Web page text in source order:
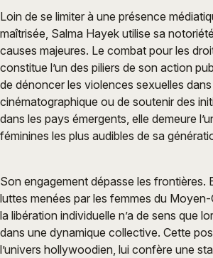
Loin de se limiter à une présence
maîtrisée, Salma Hayek utilise sa
causes majeures. Le combat pour les
constitue l’un des piliers de son action
de dénoncer les violences sexuelles dans
cinématographique ou de soutenir des
dans les pays émergents, elle demeure
féminines les plus audibles de sa
Son engagement dépasse les frontières.
luttes menées par les femmes du
la libération individuelle n’a de sens que
dans une dynamique collective. Cette
l’univers hollywoodien, lui confère une